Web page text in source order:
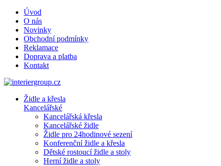
Úvod
O nás
Novinky
Obchodní podmínky
Reklamace
Doprava a platba
Kontakt
Židle a křesla
Kancelářské
Kancelářská křesla
Kancelářské židle
Židle pro 24hodinové sezení
Konferenční židle a křesla
Dětské rostoucí židle a stoly
Herní židle a stoly